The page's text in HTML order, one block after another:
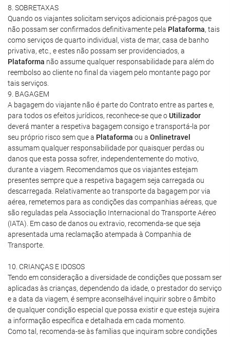
8. SOBRETAXAS
Quando os viajantes solicitam serviços adicionais pré-pagos que
não possam ser confirmados definitivamente pela Plataforma, tais
como serviços de quarto individual, vista de mar, casa de banho
privativa, etc., e estes não possam ser providenciados, a
Plataforma não assume qualquer responsabilidade para além do
reembolso ao cliente no final da viagem pelo montante pago por
tais serviços.
9. BAGAGEM
A bagagem do viajante não é parte do Contrato entre as partes e,
para todos os efeitos jurídicos, reconhece-se que oUtilizador
deverá manter a respetiva bagagem consigo e transportá-la por
seu próprio risco sem que a Plataforma ou a Onlinetravel
assumam qualquer responsabilidade por quaisquer perdas ou
danos que esta possa sofrer, independentemente do motivo,
durante a viagem. Recomendamos que os viajantes estejam
presentes sempre que a respetiva bagagem seja carregada ou
descarregada. Relativamente ao transporte da bagagem por via
aérea, remetemos para as condições das companhias aéreas, que
são reguladas pela Associação Internacional do Transporte Aéreo
(IATA). Em caso de danos ou extravio, recomenda-se que seja
apresentada uma reclamação atempada à Companhia de
Transporte.
10. CRIANÇAS E IDOSOS
Tendo em consideração a diversidade de condições que possam ser
aplicadas às crianças, dependendo da idade, o prestador do serviço
e a data da viagem, é sempre aconselhável inquirir sobre o âmbito
de qualquer condição especial que possa existir e que esteja sujeira
a informação específica e detalhada em cada momento.
Como tal, recomenda-se às famílias que inquiram sobre condições